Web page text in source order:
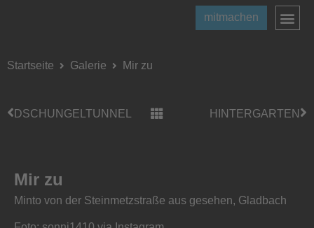
mitmachen
Startseite Galerie Mir zu
DSCHUNGELTUNNEL HINTERGARTEN
Mir zu
Minto von der Steinmetzstraße aus gesehen, Gladbach